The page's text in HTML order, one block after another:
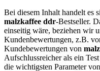
Bei diesem Inhalt handelt es
malzkaffee ddr-Bestseller.
einseitig wäre, beziehen wir
Kundenbewertungen, z.B.
Kundebewertungen von
Aufschlussreicher als ein
die wichtigsten Parameter von